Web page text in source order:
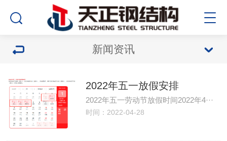
新闻资讯
2022年五一放假安排
2022年五一劳动节放假时间2022年4···
时间：2022-04-28